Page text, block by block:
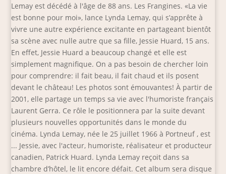
Lemay est décédé à l'âge de 88 ans. Les Frangines. «La vie
est bonne pour moi», lance Lynda Lemay, qui s’apprête à
vivre une autre expérience excitante en partageant bientôt
sa scène avec nulle autre que sa fille, Jessie Huard, 15 ans.
En effet, Jessie Huard a beaucoup changé et elle est
simplement magnifique. On a pas besoin de chercher loin
pour comprendre: il fait beau, il fait chaud et ils posent
devant le château! Les photos sont émouvantes! À partir de
2001, elle partage un temps sa vie avec l'humoriste français
Laurent Gerra. Ce rôle le positionnera par la suite devant
plusieurs nouvelles opportunités dans le monde du
cinéma. Lynda Lemay, née le 25 juillet 1966 à Portneuf , est
... Jessie, avec l'acteur, humoriste, réalisateur et producteur
canadien, Patrick Huard. Lynda Lemay reçoit dans sa
chambre d’hôtel, le lit encore défait. Cet album sera disque